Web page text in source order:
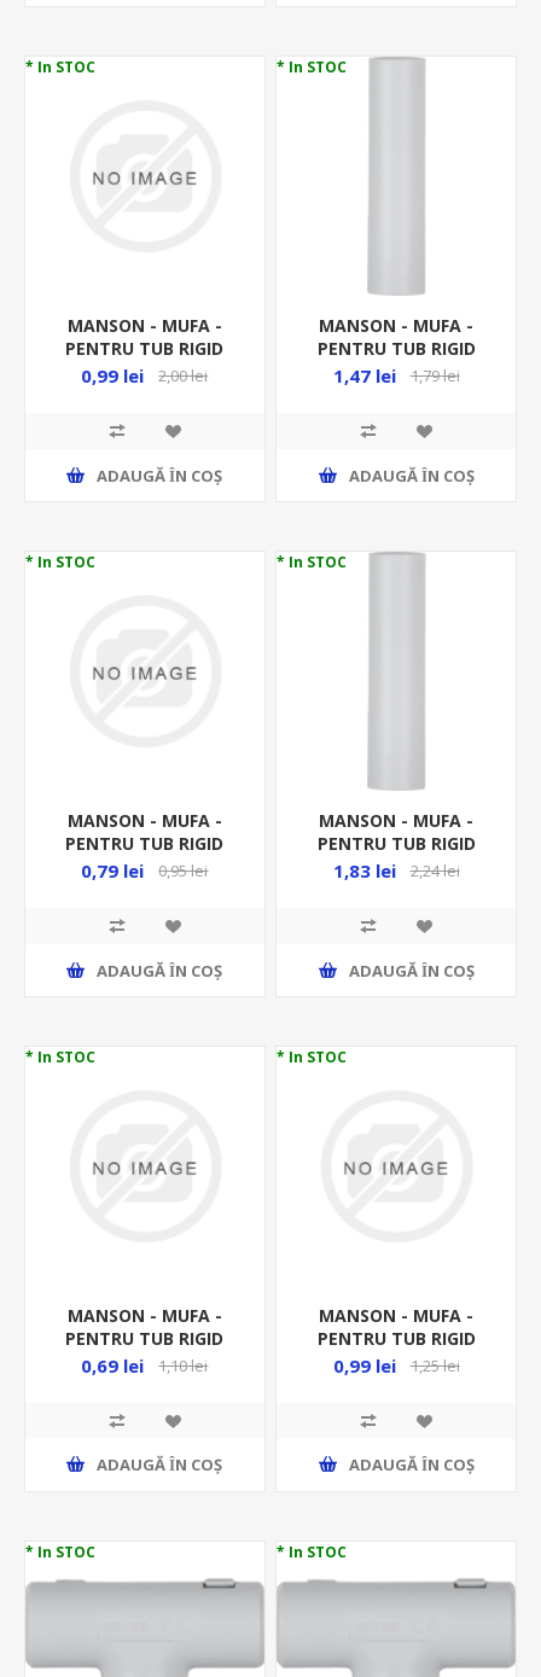
* In STOC
MANSON - MUFA -
PENTRU TUB RIGID
FI18MM PVC MD18 -
0,99 lei 2,00 lei
ADAUGĂ ȊN COŞ
* In STOC
MANSON - MUFA -
PENTRU TUB RIGID
FI20MM DX40020 -
1,47 lei 1,79 lei
ADAUGĂ ȊN COŞ
* In STOC
MANSON - MUFA -
PENTRU TUB RIGID
FI20MM PVC MD20 -
0,79 lei 0,95 lei
ADAUGĂ ȊN COŞ
* In STOC
MANSON - MUFA -
PENTRU TUB RIGID
FI25MM DX40025 -
1,83 lei 2,24 lei
ADAUGĂ ȊN COŞ
* In STOC
MANSON - MUFA -
PENTRU TUB RIGID
FI25MM PVC MD25 -
0,69 lei 1,10 lei
ADAUGĂ ȊN COŞ
* In STOC
MANSON - MUFA -
PENTRU TUB RIGID
FI32MM PVC MD32 -
0,99 lei 1,25 lei
ADAUGĂ ȊN COŞ
* In STOC * In STOC